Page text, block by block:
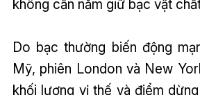
không cần nắm giữ bạc vật
Do bạc thường biến động
Mỹ, phiên London và New
khối lượng vị thế và điểm